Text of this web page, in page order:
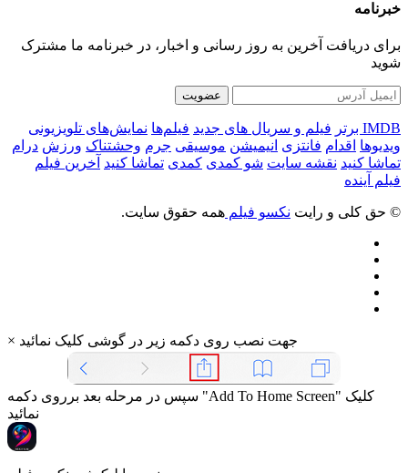
خبرنامه
برای دریافت آخرین به روز رسانی و اخبار، در خبرنامه ما مشترک
شوید
عضویت
IMDB برتر فیلم و سریال های جدید فیلم‌ها نمایش‌های تلویزیونی
ویدیوها اقدام فانتزی انیمیشن موسیقی جرم وحشتناک ورزش درام
تماشا کنید نقشه سایت شو کمدی کمدی تماشا کنید آخرین فیلم
فیلم آینده
© حق کلی و رایت نکسو فیلم همه حقوق سایت.
× جهت نصب روی دکمه زیر در گوشی کلیک نمائید
سپس در مرحله بعد برروی دکمه "Add To Home Screen" کلیک
نمائید